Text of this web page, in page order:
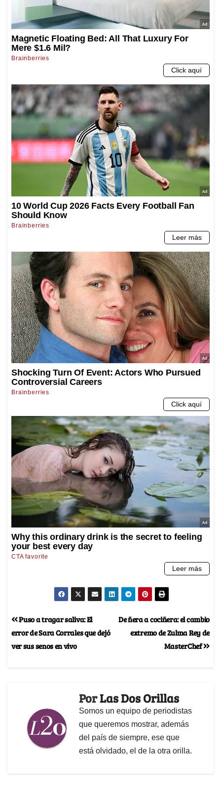
De ñera a cociñera: el cambio
extremo de Zulma Rey de
MasterChef
Puso a tragar saliva: El
error de Sara Corrales que dejó
ver sus senos en vivo
PorLas Dos Orillas
Somos un equipo de periodistas
que queremos mostrar, además
del país de siempre, ese que
está olvidado, el de la otra orilla.